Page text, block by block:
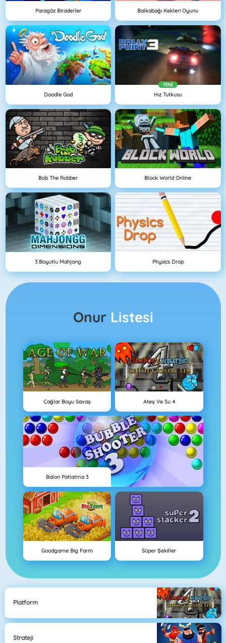
Paragöz Biraderler Balkabağı Kekleri Oyunu
Doodle God
YENI
Hız Tutkusu
Bob The Robber Block World Online
3 Boyutlu Mahjong Physics Drop
Onur Listesi
Çağlar Boyu Savaş Ateş Ve Su 4
Balon Patlatma 3
Goodgame Big Farm Süper Şekiller
Platform
Strateji